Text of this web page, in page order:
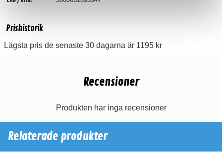
Prishistorik
Lägsta pris de senaste 30 dagarna är 1195 kr
Recensioner
Produkten har inga recensioner
Relaterade produkter